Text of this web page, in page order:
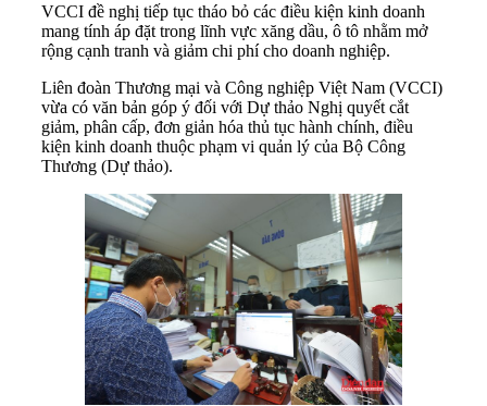
VCCI đề nghị tiếp tục tháo bỏ các điều kiện kinh doanh
mang tính áp đặt trong lĩnh vực xăng dầu, ô tô nhằm mở
rộng cạnh tranh và giảm chi phí cho doanh nghiệp.
Liên đoàn Thương mại và Công nghiệp Việt Nam (VCCI)
vừa có văn bản góp ý đối với Dự thảo Nghị quyết cắt
giảm, phân cấp, đơn giản hóa thủ tục hành chính, điều
kiện kinh doanh thuộc phạm vi quản lý của Bộ Công
Thương (Dự thảo).